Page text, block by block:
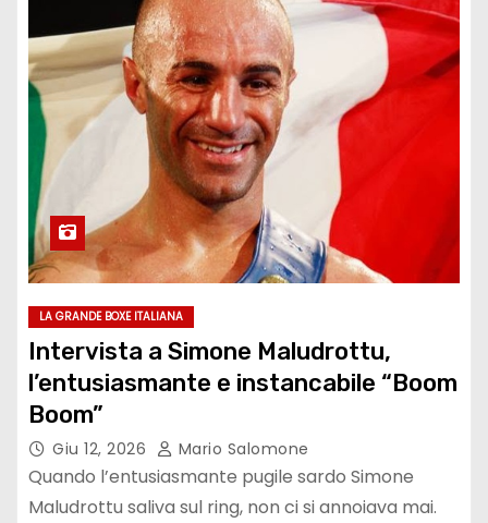
LA GRANDE BOXE ITALIANA
Intervista a Simone Maludrottu,
l’entusiasmante e instancabile “Boom
Boom”
Giu 12, 2026 Mario Salomone
Quando l’entusiasmante pugile sardo Simone
Maludrottu saliva sul ring, non ci si annoiava mai.